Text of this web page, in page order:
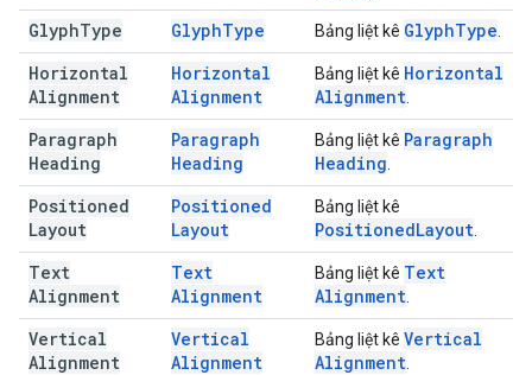
GlyphType GlyphType Bảng liệt kê GlyphType
Horizontal
Alignment
Horizontal
Alignment
Bảng liệt kê Horizontal
Alignment
Paragraph
Heading
Paragraph
Heading
Bảng liệt kê Paragraph
Heading
Positioned
Layout
Positioned
Layout
Bảng liệt kê
PositionedLayout
Text
Alignment
Text
Alignment
Bảng liệt kê Text
Alignment
Vertical
Alignment
Vertical
Alignment
Bảng liệt kê Vertical
Alignment